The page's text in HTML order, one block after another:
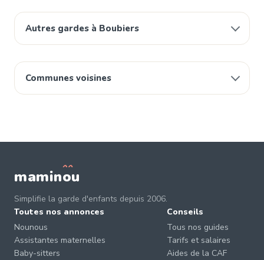
Autres gardes à Boubiers
Communes voisines
maminou
Simplifie la garde d'enfants depuis 2006.
Toutes nos annonces
Nounous
Assistantes maternelles
Baby-sitters
Conseils
Tous nos guides
Tarifs et salaires
Aides de la CAF